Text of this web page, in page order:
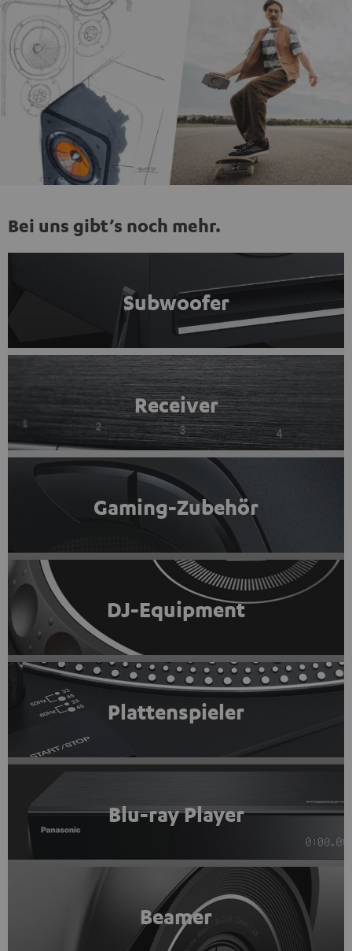
Bei uns gibt’s noch mehr.
Subwoofer
Receiver
Gaming-Zubehör
DJ-Equipment
Plattenspieler
Blu-ray Player
Beamer